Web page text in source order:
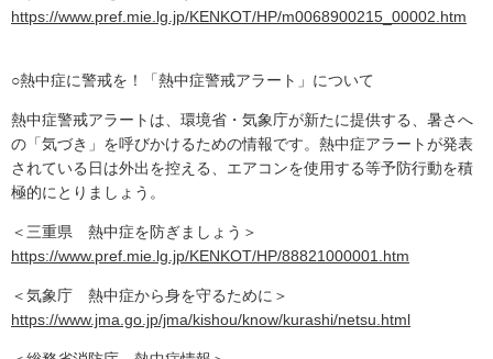
https://www.pref.mie.lg.jp/KENKOT/HP/m0068900215_00002.htm
○熱中症に警戒を！「熱中症警戒アラート」について
熱中症警戒アラートは、環境省・気象庁が新たに提供する、暑さへ
の「気づき」を呼びかけるための情報です。熱中症アラートが発表
されている日は外出を控える、エアコンを使用する等予防行動を積
極的にとりましょう。
＜三重県 熱中症を防ぎましょう＞
https://www.pref.mie.lg.jp/KENKOT/HP/88821000001.htm
＜気象庁 熱中症から身を守るために＞
https://www.jma.go.jp/jma/kishou/know/kurashi/netsu.html